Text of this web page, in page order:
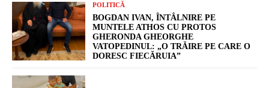
POLITICĂ
BOGDAN IVAN, ÎNTÂLNIRE PE
MUNTELE ATHOS CU PROTOS
GHERONDA GHEORGHE
VATOPEDINUL: „O TRĂIRE PE CARE O
DORESC FIECĂRUIA”